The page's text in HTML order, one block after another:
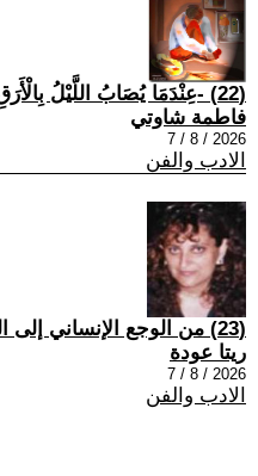
(22) -عِنْدَمَا يُصَابُ اللَّيْلُ بِالْأَرَقِ-
فاطمة شاوتي
2026 / 8 / 7
الادب والفن
(23) من الوجع الإنساني إلى الجمال المقاوم
ريتا عودة
2026 / 8 / 7
الادب والفن